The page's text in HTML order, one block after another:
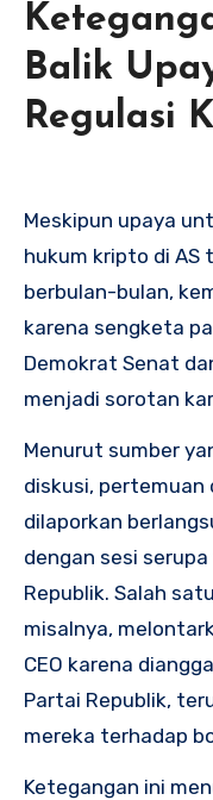
Balik
Regulasi
Meskipun upaya
hukum kripto di AS
berbulan-bulan,
karena sengketa
Demokrat Senat
menjadi sorotan
Menurut sumber
diskusi, pertemuan
dilaporkan
dengan sesi
Republik. Salah
misalnya,
CEO karena
Partai Republik,
mereka terhadap
Ketegangan ini